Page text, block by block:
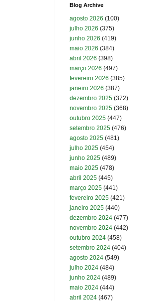
Blog Archive
agosto 2026 (100)
julho 2026 (375)
junho 2026 (419)
maio 2026 (384)
abril 2026 (398)
março 2026 (497)
fevereiro 2026 (385)
janeiro 2026 (387)
dezembro 2025 (372)
novembro 2025 (368)
outubro 2025 (447)
setembro 2025 (476)
agosto 2025 (481)
julho 2025 (454)
junho 2025 (489)
maio 2025 (478)
abril 2025 (445)
março 2025 (441)
fevereiro 2025 (421)
janeiro 2025 (440)
dezembro 2024 (477)
novembro 2024 (442)
outubro 2024 (458)
setembro 2024 (404)
agosto 2024 (549)
julho 2024 (484)
junho 2024 (489)
maio 2024 (444)
abril 2024 (467)